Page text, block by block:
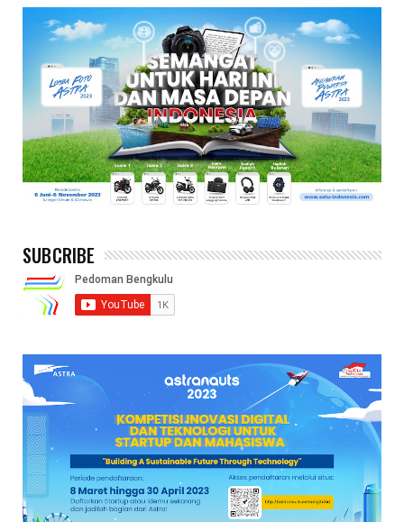
SUBCRIBE